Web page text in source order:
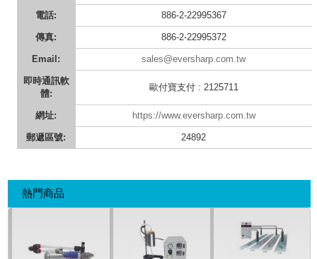
電話: 886-2-22995367
傳真: 886-2-22995372
Email: sales@eversharp.com.tw
即時通訊軟
體:
歐付寶支付 : 2125711
網址: https://www.eversharp.com.tw
郵遞區號: 24892
熱門商品